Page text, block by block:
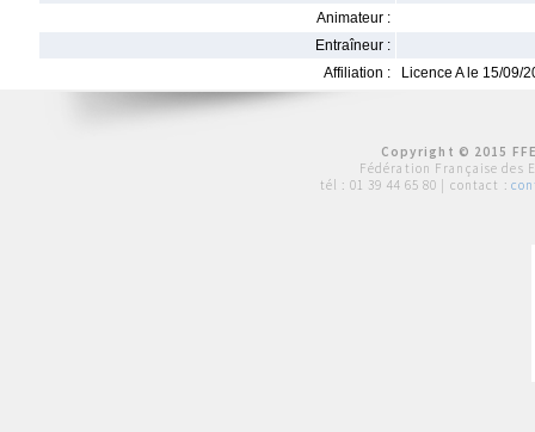
Animateur :
Entraîneur :
Affiliation :
Licence A le 15/09/
Copyright © 2015
Fédération Française des
tél : 01 39 44 65 80 | contact :